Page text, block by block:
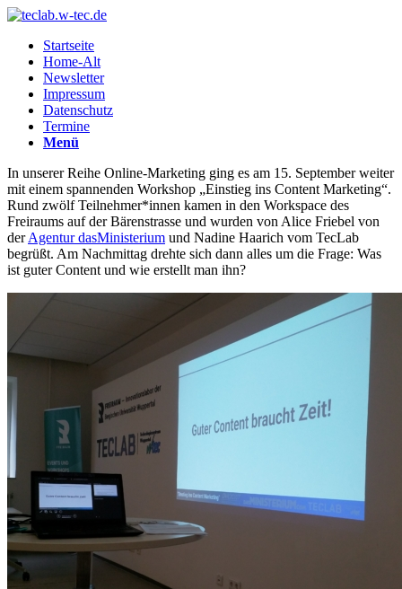
Startseite
Home-Alt
Newsletter
Impressum
Datenschutz
Termine
Menü
In unserer Reihe Online-Marketing ging es am 15. September weiter
mit einem spannenden Workshop „Einstieg ins Content Marketing“.
Rund zwölf Teilnehmer*innen kamen in den Workspace des
Freiraums auf der Bärenstrasse und wurden von Alice Friebel von
derAgentur dasMinisterium und Nadine Haarich vom TecLab
begrüßt. Am Nachmittag drehte sich dann alles um die Frage: Was
ist guter Content und wie erstellt man ihn?